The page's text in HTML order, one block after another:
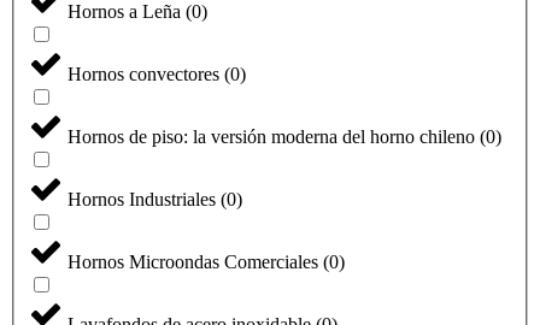
Hornos a Leña (0)
Hornos convectores (0)
Hornos de piso: la versión moderna del horno chileno (0)
Hornos Industriales (0)
Hornos Microondas Comerciales (0)